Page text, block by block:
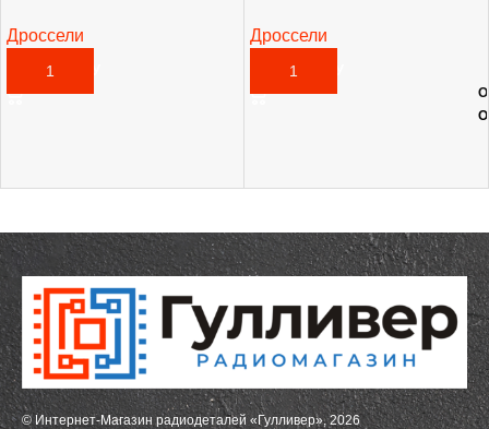
Дроссели
В КОРЗИНУ
Дроссели
В КОРЗИНУ
© Интернет-Магазин радиодеталей «Гулливер», 2026